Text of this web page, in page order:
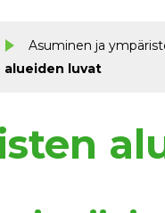
Asuminen ja
alueiden luvat